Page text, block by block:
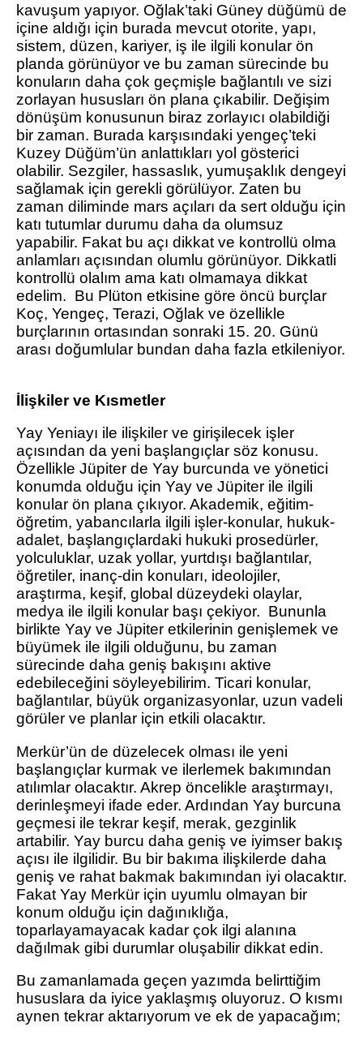
kavuşum yapıyor. Oğlak’taki Güney düğümü de
içine aldığı için burada mevcut otorite, yapı,
sistem, düzen, kariyer, iş ile ilgili konular ön
planda görünüyor ve bu zaman sürecinde bu
konuların daha çok geçmişle bağlantılı ve sizi
zorlayan hususları ön plana çıkabilir. Değişim
dönüşüm konusunun biraz zorlayıcı olabildiği
bir zaman. Burada karşısındaki yengeç’teki
Kuzey Düğüm’ün anlattıkları yol gösterici
olabilir. Sezgiler, hassaslık, yumuşaklık dengeyi
sağlamak için gerekli görülüyor. Zaten bu
zaman diliminde mars açıları da sert olduğu için
katı tutumlar durumu daha da olumsuz
yapabilir. Fakat bu açı dikkat ve kontrollü olma
anlamları açısından olumlu görünüyor. Dikkatli
kontrollü olalım ama katı olmamaya dikkat
edelim. Bu Plüton etkisine göre öncü burçlar
Koç, Yengeç, Terazi, Oğlak ve özellikle
burçlarının ortasından sonraki 15. 20. Günü
arası doğumlular bundan daha fazla etkileniyor.
İlişkiler ve Kısmetler
Yay Yeniayı ile ilişkiler ve girişilecek işler
açısından da yeni başlangıçlar söz konusu.
Özellikle Jüpiter de Yay burcunda ve yönetici
konumda olduğu için Yay ve Jüpiter ile ilgili
konular ön plana çıkıyor. Akademik, eğitim-
öğretim, yabancılarla ilgili işler-konular, hukuk-
adalet, başlangıçlardaki hukuki prosedürler,
yolculuklar, uzak yollar, yurtdışı bağlantılar,
öğretiler, inanç-din konuları, ideolojiler,
araştırma, keşif, global düzeydeki olaylar,
medya ile ilgili konular başı çekiyor. Bununla
birlikte Yay ve Jüpiter etkilerinin genişlemek ve
büyümek ile ilgili olduğunu, bu zaman
sürecinde daha geniş bakışını aktive
edebileceğini söyleyebilirim. Ticari konular,
bağlantılar, büyük organizasyonlar, uzun vadeli
görüler ve planlar için etkili olacaktır.
Merkür’ün de düzelecek olması ile yeni
başlangıçlar kurmak ve ilerlemek bakımından
atılımlar olacaktır. Akrep öncelikle araştırmayı,
derinleşmeyi ifade eder. Ardından Yay burcuna
geçmesi ile tekrar keşif, merak, gezginlik
artabilir. Yay burcu daha geniş ve iyimser bakış
açısı ile ilgilidir. Bu bir bakıma ilişkilerde daha
geniş ve rahat bakmak bakımından iyi olacaktır.
Fakat Yay Merkür için uyumlu olmayan bir
konum olduğu için dağınıklığa,
toparlayamayacak kadar çok ilgi alanına
dağılmak gibi durumlar oluşabilir dikkat edin.
Bu zamanlamada geçen yazımda belirttiğim
hususlara da iyice yaklaşmış oluyoruz. O kısmı
aynen tekrar aktarıyorum ve ek de yapacağım;